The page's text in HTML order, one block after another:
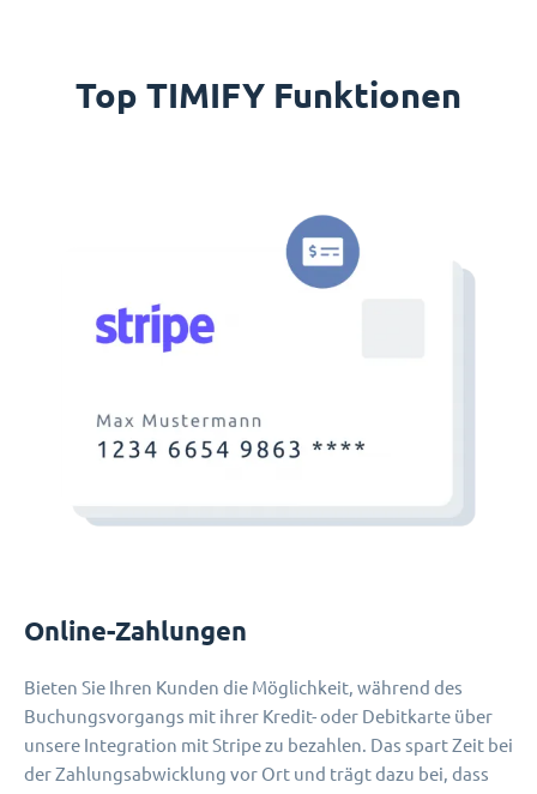
Top TIMIFY Funktionen
Online-Zahlungen
Bieten Sie Ihren Kunden die Möglichkeit, während des
Buchungsvorgangs mit ihrer Kredit- oder Debitkarte über
unsere Integration mit Stripe zu bezahlen. Das spart Zeit bei
der Zahlungsabwicklung vor Ort und trägt dazu bei, dass